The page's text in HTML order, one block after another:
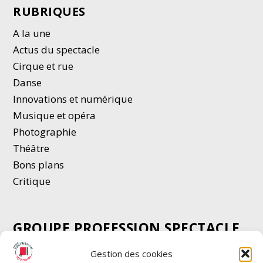
Gestion des cookies
RUBRIQUES
A la une
Actus du spectacle
Cirque et rue
Danse
Innovations et numérique
Musique et opéra
Photographie
Théâtre
Bons plans
Critique
GROUPE PROFESSION SPECTACLE
Chèque Intermittents